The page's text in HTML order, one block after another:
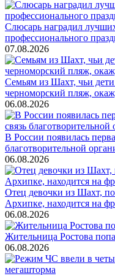
Слюсарь наградил
профессионального
07.08.2026
Семьям из Шахт, чьи
черноморский пляж,
06.08.2026
В России появилась
благотворительной
06.08.2026
Отец девочки из Шахт,
Архипке, находится на
06.08.2026
Жительница Ростова
06.08.2026